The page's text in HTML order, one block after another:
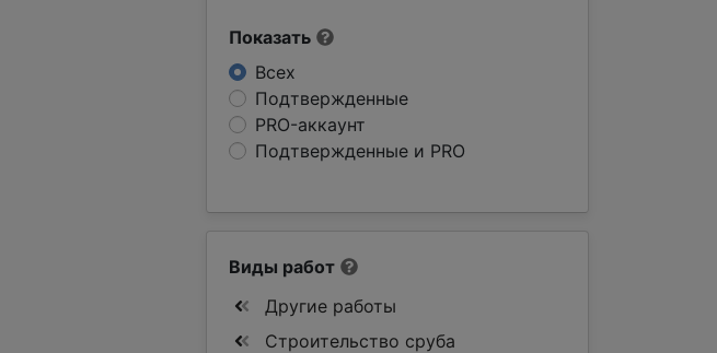
Показать
Всех
Подтвержденные
PRO-аккаунт
Подтвержденные и PRO
Виды работ
Другие работы
Строительство сруба